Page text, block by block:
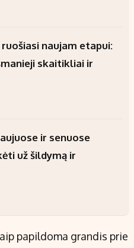
naujam etapui:
skaitikliai ir
ir senuose
už šildymą ir
papildoma grandis prie